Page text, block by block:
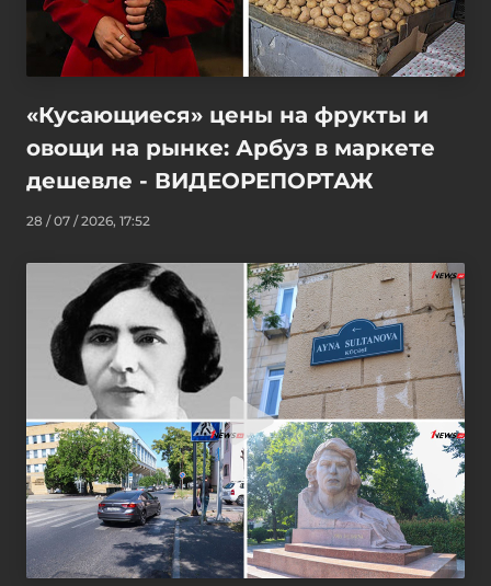
«Кусающиеся» цены на фрукты и
овощи на рынке: Арбуз в маркете
дешевле - ВИДЕОРЕПОРТАЖ
28 / 07 / 2026, 17:52